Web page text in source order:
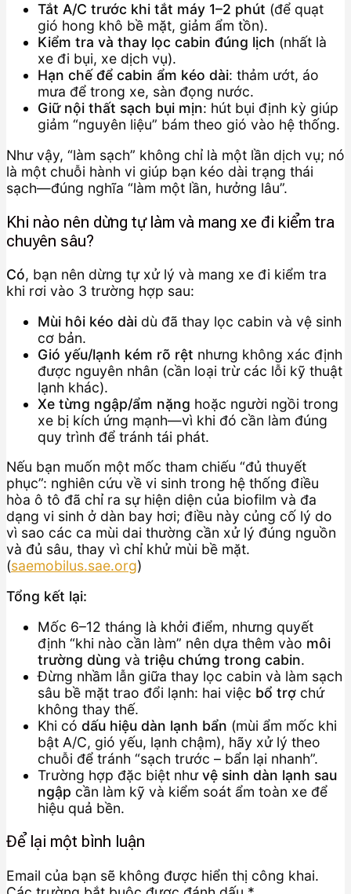
Tắt A/C trước khi tắt máy 1–2 phút (để quạt
gió hong khô bề mặt, giảm ẩm tồn).
Kiểm tra và thay lọc cabin đúng lịch (nhất là
xe đi bụi, xe dịch vụ).
Hạn chế để cabin ẩm kéo dài: thảm ướt, áo
mưa để trong xe, sàn đọng nước.
Giữ nội thất sạch bụi mịn: hút bụi định kỳ giúp
giảm “nguyên liệu” bám theo gió vào hệ thống.
Như vậy, “làm sạch” không chỉ là một lần dịch vụ; nó
là một chuỗi hành vi giúp bạn kéo dài trạng thái
sạch—đúng nghĩa “làm một lần, hưởng lâu”.
Khi nào nên dừng tự làm và mang xe đi kiểm tra
chuyên sâu?
Có, bạn nên dừng tự xử lý và mang xe đi kiểm tra
khi rơi vào 3 trường hợp sau:
Mùi hôi kéo dài dù đã thay lọc cabin và vệ sinh
cơ bản.
Gió yếu/lạnh kém rõ rệt nhưng không xác định
được nguyên nhân (cần loại trừ các lỗi kỹ thuật
lạnh khác).
Xe từng ngập/ẩm nặng hoặc người ngồi trong
xe bị kích ứng mạnh—vì khi đó cần làm đúng
quy trình để tránh tái phát.
Nếu bạn muốn một mốc tham chiếu “đủ thuyết
phục”: nghiên cứu về vi sinh trong hệ thống điều
hòa ô tô đã chỉ ra sự hiện diện của biofilm và đa
dạng vi sinh ở dàn bay hơi; điều này củng cố lý do
vì sao các ca mùi dai thường cần xử lý đúng nguồn
và đủ sâu, thay vì chỉ khử mùi bề mặt.
(saemobilus.sae.org)
Tổng kết lại:
Mốc 6–12 tháng là khởi điểm, nhưng quyết
định “khi nào cần làm” nên dựa thêm vào môi
trường dùng và triệu chứng trong cabin.
Đừng nhầm lẫn giữa thay lọc cabin và làm sạch
sâu bề mặt trao đổi lạnh: hai việc bổ trợ chứ
không thay thế.
Khi có dấu hiệu dàn lạnh bẩn (mùi ẩm mốc khi
bật A/C, gió yếu, lạnh chậm), hãy xử lý theo
chuỗi để tránh “sạch trước – bẩn lại nhanh”.
Trường hợp đặc biệt nhưvệ sinh dàn lạnh sau
ngập cần làm kỹ và kiểm soát ẩm toàn xe để
hiệu quả bền.
Để lại một bình luận
Email của bạn sẽ không được hiển thị công khai.